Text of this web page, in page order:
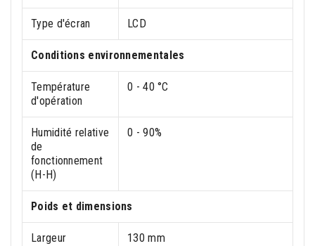
Type d'écran LCD
Conditions environnementales
Température
d'opération
0 - 40 °C
Humidité relative
de
fonctionnement
(H-H)
0 - 90%
Poids et dimensions
Largeur 130 mm